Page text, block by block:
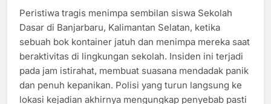
Peristiwa tragis menimpa sembilan siswa Sekolah
Dasar di Banjarbaru, Kalimantan Selatan, ketika
sebuah bok kontainer jatuh dan menimpa mereka saat
beraktivitas di lingkungan sekolah. Insiden ini terjadi
pada jam istirahat, membuat suasana mendadak panik
dan penuh kepanikan. Polisi yang turun langsung ke
lokasi kejadian akhirnya mengungkap penyebab pasti